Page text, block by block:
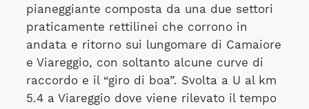
pianeggiante composta da una due settori
praticamente rettilinei che corrono in
andata e ritorno sui lungomare di Camaiore
e Viareggio, con soltanto alcune curve di
raccordo e il “giro di boa”. Svolta a U al km
5.4 a Viareggio dove viene rilevato il tempo